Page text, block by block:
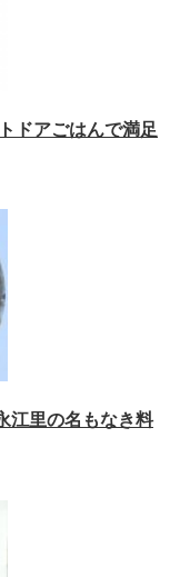
ドアごはんで満足
江里の名もなき料